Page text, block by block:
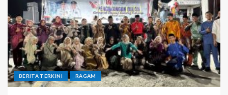
BERITA TERKINI RAGAM